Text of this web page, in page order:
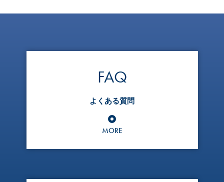
FAQ
よくある質問
MORE